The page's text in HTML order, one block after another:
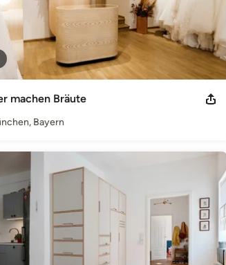
machen Bräute
Bayern